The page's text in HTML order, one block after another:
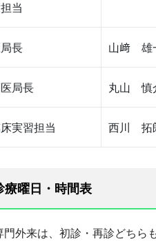
当
長 山﨑 雄
局長 丸山 慎
実習担当 西川 拓
療曜日・時間表
外来は、初診・再診どちら